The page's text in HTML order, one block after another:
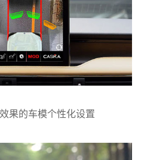
果的车模个性化设置